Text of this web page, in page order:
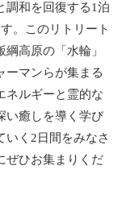
調和を回復する1泊
。このリトリート
高原の「水輪」
ーマンらが集まる
ネルギーと霊的な
い癒しを導く学び
いく2日間をみなさ
ぜひお集まりくだ